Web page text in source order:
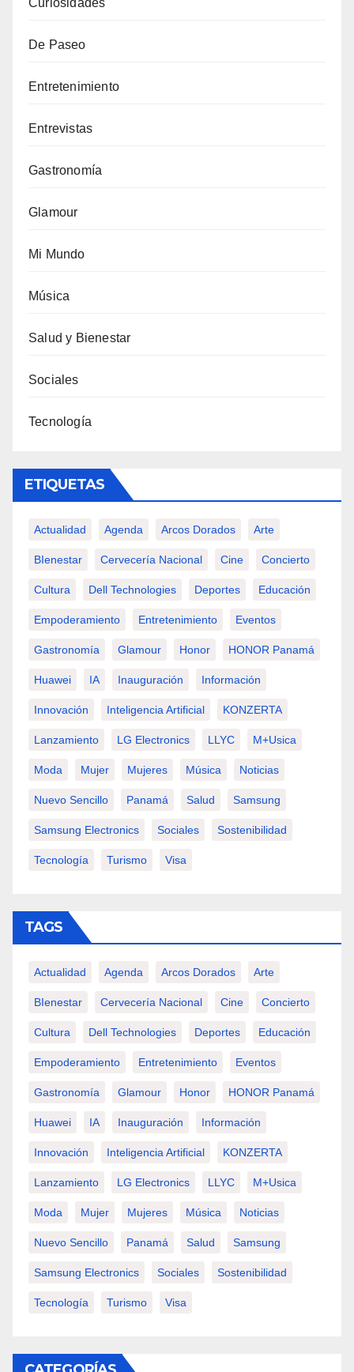
Curiosidades
De Paseo
Entretenimiento
Entrevistas
Gastronomía
Glamour
Mi Mundo
Música
Salud y Bienestar
Sociales
Tecnología
ETIQUETAS
Actualidad Agenda Arcos Dorados Arte
BIenestar Cervecería Nacional Cine Concierto
Cultura Dell Technologies Deportes Educación
Empoderamiento Entretenimiento Eventos
Gastronomía Glamour Honor HONOR Panamá
Huawei IA Inauguración Información
Innovación Inteligencia Artificial KONZERTA
Lanzamiento LG Electronics LLYC M+usica
Moda Mujer Mujeres Música Noticias
Nuevo Sencillo Panamá Salud Samsung
Samsung Electronics Sociales Sostenibilidad
Tecnología Turismo Visa
TAGS
Actualidad Agenda Arcos Dorados Arte
BIenestar Cervecería Nacional Cine Concierto
Cultura Dell Technologies Deportes Educación
Empoderamiento Entretenimiento Eventos
Gastronomía Glamour Honor HONOR Panamá
Huawei IA Inauguración Información
Innovación Inteligencia Artificial KONZERTA
Lanzamiento LG Electronics LLYC M+usica
Moda Mujer Mujeres Música Noticias
Nuevo Sencillo Panamá Salud Samsung
Samsung Electronics Sociales Sostenibilidad
Tecnología Turismo Visa